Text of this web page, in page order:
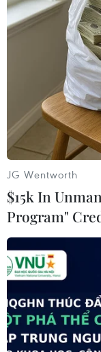
của nước này
#Máy ghi âm #Căng
Mỹ #tin tức #tin tức mới
#tin
#thời sự #thời sự hôm
hình sự #hình sự #công
#xã hội #an ninh xã
JG Wentworth
$15k In
Program"